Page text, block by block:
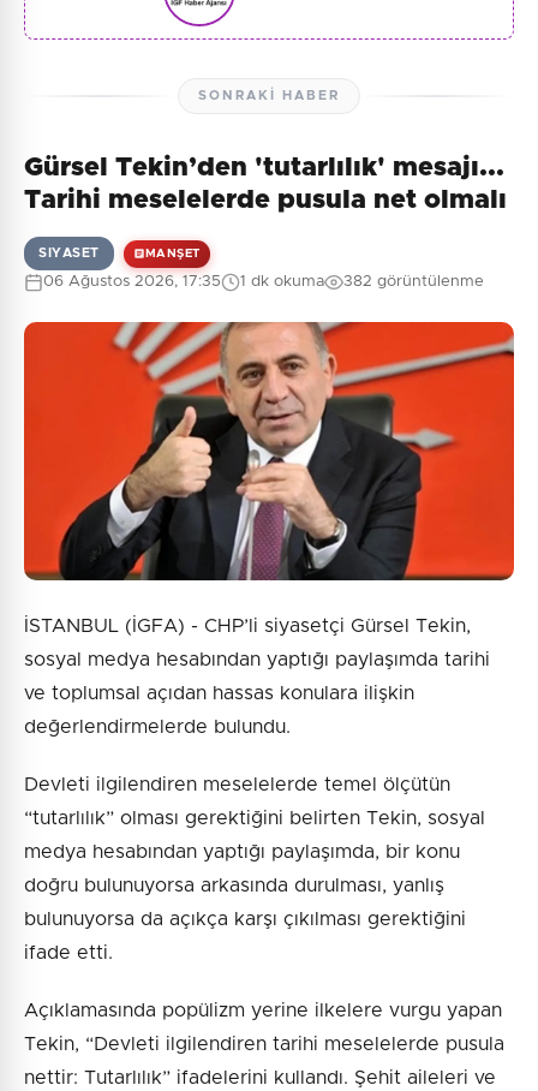
SONRAKI HABER
Gürsel Tekin’den 'tutarlılık' mesajı...
Tarihi meselelerde pusula net olmalı
SIYASET MANŞET
06 Ağustos 2026, 17:35 1 dk okuma 382 görüntülenme
İSTANBUL (İGFA) - CHP’li siyasetçi Gürsel Tekin,
sosyal medya hesabından yaptığı paylaşımda tarihi
ve toplumsal açıdan hassas konulara ilişkin
değerlendirmelerde bulundu.
Devleti ilgilendiren meselelerde temel ölçütün
“tutarlılık” olması gerektiğini belirten Tekin, sosyal
medya hesabından yaptığı paylaşımda, bir konu
doğru bulunuyorsa arkasında durulması, yanlış
bulunuyorsa da açıkça karşı çıkılması gerektiğini
ifade etti.
Açıklamasında popülizm yerine ilkelere vurgu yapan
Tekin, “Devleti ilgilendiren tarihi meselelerde pusula
nettir: Tutarlılık” ifadelerini kullandı. Şehit aileleri ve